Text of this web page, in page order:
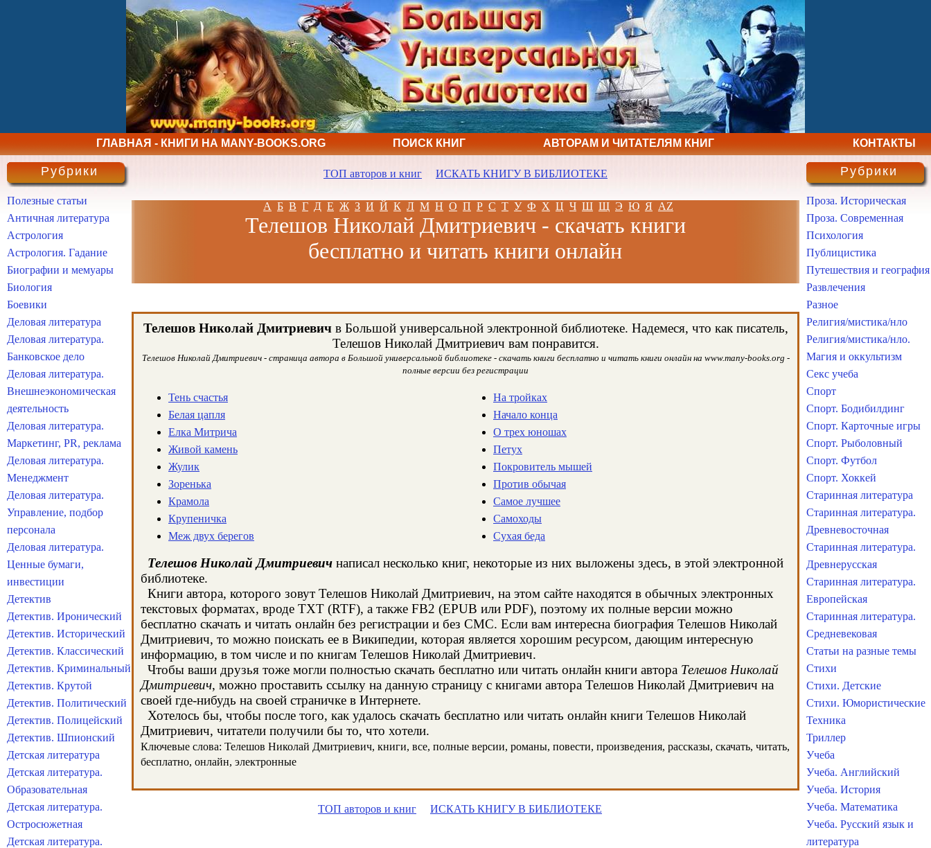
ГЛАВНАЯ - КНИГИ НА MANY-BOOKS.ORG ПОИСК КНИГ АВТОРАМ И ЧИТАТЕЛЯМ КНИГ КОНТАКТЫ
ТОП авторов и книг ИСКАТЬ КНИГУ В БИБЛИОТЕКЕ
А Б В Г Д Е Ж З И Й К Л М Н О П Р С Т У Ф Х Ц Ч Ш Щ Э Ю Я AZ
Телешов Николай Дмитриевич - скачать книги
бесплатно и читать книги онлайн
Телешов Николай Дмитриевичв Большой универсальной электронной библиотеке. Надемеся, что как писатель,
Телешов Николай Дмитриевич вам понравится.
Телешов Николай Дмитриевич - страница автора в Большой универсальной библиотеке - скачать книги бесплатно и читать книги онлайн на www.many-books.org -
полные версии без регистрации
Тень счастья
Белая цапля
Елка Митрича
Живой камень
Жулик
Зоренька
Крамола
Крупеничка
Меж двух берегов
На тройках
Начало конца
О трех юношах
Петух
Покровитель мышей
Против обычая
Самое лучшее
Самоходы
Сухая беда
Телешов Николай Дмитриевич написал несколько книг, некоторые из них выложены здесь, в этой электронной
библиотеке.
Книги автора, которого зовут Телешов Николай Дмитриевич, на этом сайте находятся в обычных электронных
текстовых форматах, вроде TXT (RTF), а также FB2 (EPUB или PDF), поэтому их полные версии можно
бесплатно скачать и читать онлайн без регистрации и без СМС. Если вам интересна биография Телешов Николай
Дмитриевич, то можно поискать ее в Википедии, которая является хорошим ресурсом, дающим интересную
информацию, в том числе и по книгам Телешов Николай Дмитриевич.
Чтобы ваши друзья тоже могли полностью скачать бесплатно или читать онлайн книги автора Телешов Николай
Дмитриевич, можно проставить ссылку на данную страницу с книгами автора Телешов Николай Дмитриевич на
своей где-нибудь на своей страничке в Интернете.
Хотелось бы, чтобы после того, как удалось скачать бесплатно или читать онлайн книги Телешов Николай
Дмитриевич, читатели получили бы то, что хотели.
Ключевые слова: Телешов Николай Дмитриевич, книги, все, полные версии, романы, повести, произведения, рассказы, скачать, читать,
бесплатно, онлайн, электронные
ТОП авторов и книг ИСКАТЬ КНИГУ В БИБЛИОТЕКЕ
Рубрики
Полезные статьи
Античная литература
Астрология
Астрология. Гадание
Биографии и мемуары
Биология
Боевики
Деловая литература
Деловая литература.
Банковское дело
Деловая литература.
Внешнеэкономическая
деятельность
Деловая литература.
Маркетинг, PR, реклама
Деловая литература.
Менеджмент
Деловая литература.
Управление, подбор
персонала
Деловая литература.
Ценные бумаги,
инвестиции
Детектив
Детектив. Иронический
Детектив. Исторический
Детектив. Классический
Детектив. Криминальный
Детектив. Крутой
Детектив. Политический
Детектив. Полицейский
Детектив. Шпионский
Детская литература
Детская литература.
Образовательная
Детская литература.
Остросюжетная
Детская литература.
Рубрики
Проза. Историческая
Проза. Современная
Психология
Публицистика
Путешествия и география
Развлечения
Разное
Религия/мистика/нло
Религия/мистика/нло.
Магия и оккультизм
Секс учеба
Спорт
Спорт. Бодибилдинг
Спорт. Карточные игры
Спорт. Рыболовный
Спорт. Футбол
Спорт. Хоккей
Старинная литература
Старинная литература.
Древневосточная
Старинная литература.
Древнерусская
Старинная литература.
Европейская
Старинная литература.
Средневековая
Статьи на разные темы
Стихи
Стихи. Детские
Стихи. Юмористические
Техника
Триллер
Учеба
Учеба. Английский
Учеба. История
Учеба. Математика
Учеба. Русский язык и
литература